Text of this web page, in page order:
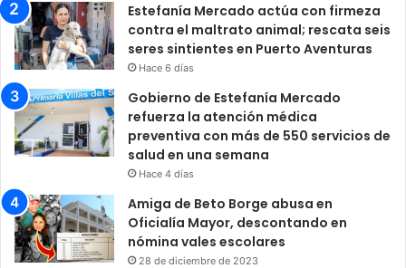
Estefanía Mercado actúa con firmeza
contra el maltrato animal; rescata seis
seres sintientes en Puerto Aventuras
Hace 6 días
Gobierno de Estefanía Mercado
refuerza la atención médica
preventiva con más de 550 servicios de
salud en una semana
Hace 4 días
Amiga de Beto Borge abusa en
Oficialía Mayor, descontando en
nómina vales escolares
28 de diciembre de 2023